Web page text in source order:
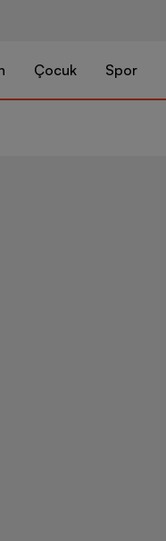
Çocuk Spor